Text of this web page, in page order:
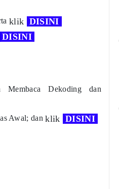
klik DISINI
DISINI
Membaca Dekoding dan
Awal; danklik DISINI